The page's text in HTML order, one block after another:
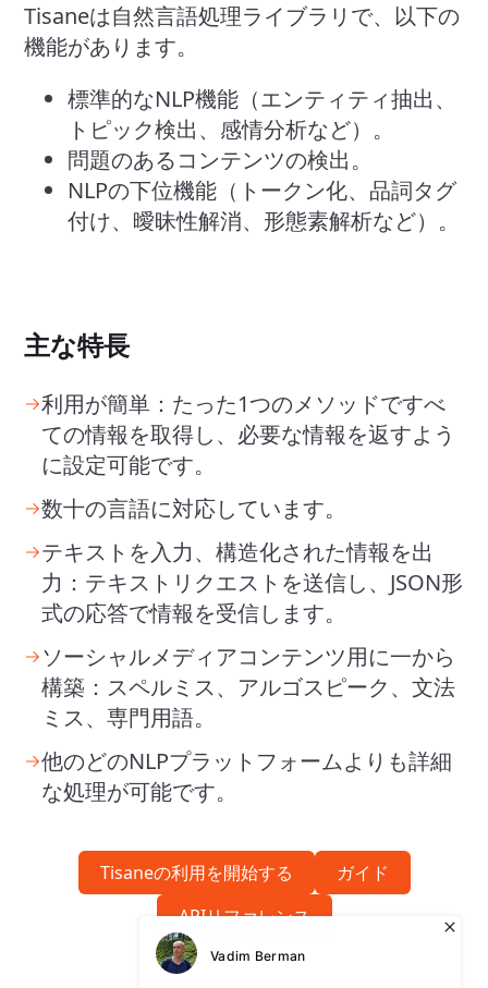
Tisaneは自然言語処理ライブラリで、以下の
機能があります。
標準的なNLP機能（エンティティ抽出、
トピック検出、感情分析など）。
問題のあるコンテンツの検出。
NLPの下位機能（トークン化、品詞タグ
付け、曖昧性解消、形態素解析など）。
主な特長
利用が簡単：たった1つのメソッドですべ
ての情報を取得し、必要な情報を返すよう
に設定可能です。
数十の言語に対応しています。
テキストを入力、構造化された情報を出
力：テキストリクエストを送信し、JSON形
式の応答で情報を受信します。
ソーシャルメディアコンテンツ用に一から
構築：スペルミス、アルゴスピーク、文法
ミス、専門用語。
他のどのNLPプラットフォームよりも詳細
な処理が可能です。
Tisaneの利用を開始する
ガイド
APIリファレンス